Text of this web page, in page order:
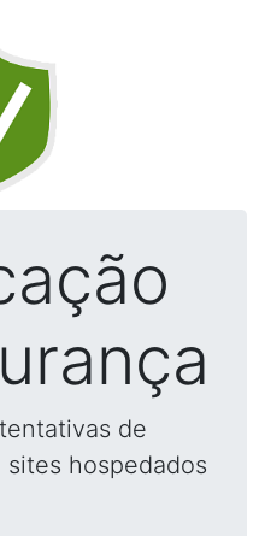
de
hospedados